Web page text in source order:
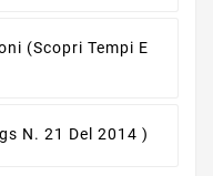
(scopri Tempi E
N. 21 Del 2014 )